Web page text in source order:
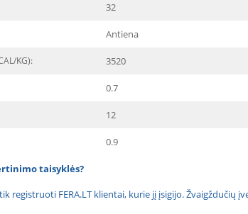
32
Antiena
KG): 3520
0.7
12
0.9
taisyklės?
registruoti FERA.LT klientai, kurie jį įsigijo.